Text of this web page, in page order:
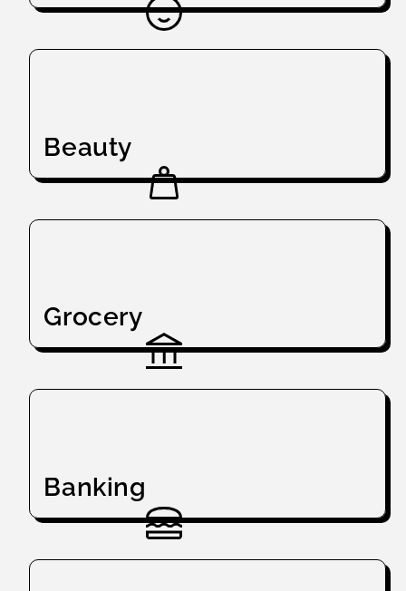
Beauty
Grocery
Banking